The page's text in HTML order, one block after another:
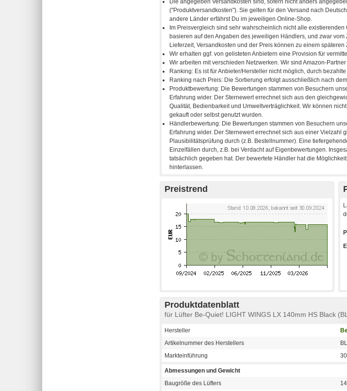
Preistrend
Produktdatenblatt
für Lüfter Be-Quiet! LIGHT WINGS LX 140mm HS Black
Hersteller
Artikelnummer des Herstellers
Markteinführung
Abmessungen und Gewicht
Baugröße des Lüfters